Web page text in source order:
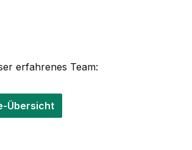
erfahrenes Team:
Übersicht